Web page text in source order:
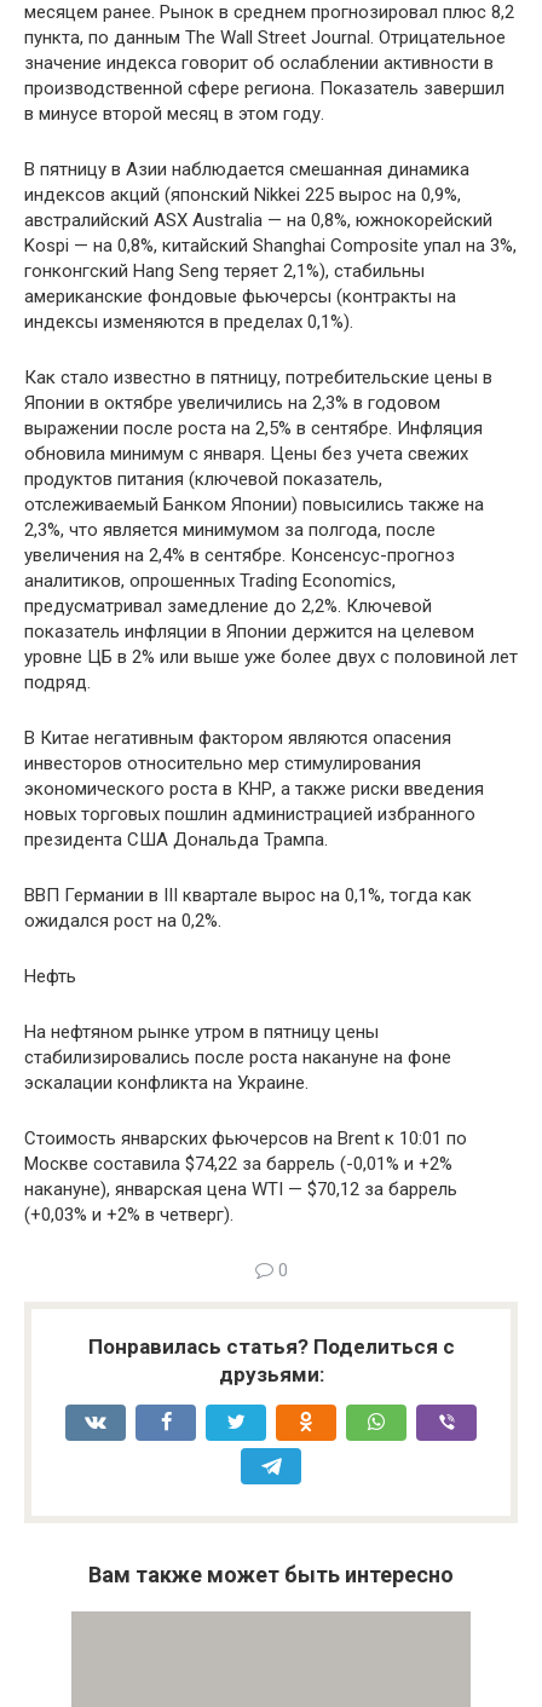
месяцем ранее. Рынок в среднем прогнозировал плюс 8,2
пункта, по данным The Wall Street Journal. Отрицательное
значение индекса говорит об ослаблении активности в
производственной сфере региона. Показатель завершил
в минусе второй месяц в этом году.
В пятницу в Азии наблюдается смешанная динамика
индексов акций (японский Nikkei 225 вырос на 0,9%,
австралийский ASX Australia — на 0,8%, южнокорейский
Kospi — на 0,8%, китайский Shanghai Composite упал на 3%,
гонконгский Hang Seng теряет 2,1%), стабильны
американские фондовые фьючерсы (контракты на
индексы изменяются в пределах 0,1%).
Как стало известно в пятницу, потребительские цены в
Японии в октябре увеличились на 2,3% в годовом
выражении после роста на 2,5% в сентябре. Инфляция
обновила минимум с января. Цены без учета свежих
продуктов питания (ключевой показатель,
отслеживаемый Банком Японии) повысились также на
2,3%, что является минимумом за полгода, после
увеличения на 2,4% в сентябре. Консенсус-прогноз
аналитиков, опрошенных Trading Economics,
предусматривал замедление до 2,2%. Ключевой
показатель инфляции в Японии держится на целевом
уровне ЦБ в 2% или выше уже более двух с половиной лет
подряд.
В Китае негативным фактором являются опасения
инвесторов относительно мер стимулирования
экономического роста в КНР, а также риски введения
новых торговых пошлин администрацией избранного
президента США Дональда Трампа.
ВВП Германии в III квартале вырос на 0,1%, тогда как
ожидался рост на 0,2%.
Нефть
На нефтяном рынке утром в пятницу цены
стабилизировались после роста накануне на фоне
эскалации конфликта на Украине.
Стоимость январских фьючерсов на Brent к 10:01 по
Москве составила $74,22 за баррель (-0,01% и +2%
накануне), январская цена WTI — $70,12 за баррель
(+0,03% и +2% в четверг).
0
Понравилась статья? Поделиться с
друзьями:
Вам также может быть интересно